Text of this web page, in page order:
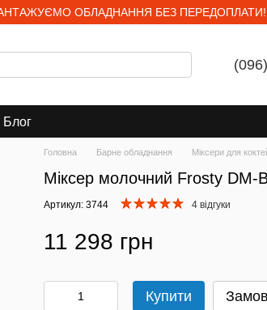
ОБЛАДНАННЯ БЕЗ ПЕРЕДОПЛАТИ!
Блог
Головна Барне обладнання Міксери для
Міксер молочний Frosty DM-
Артикул: 3744 4 відгуки
11 298 грн
Купити